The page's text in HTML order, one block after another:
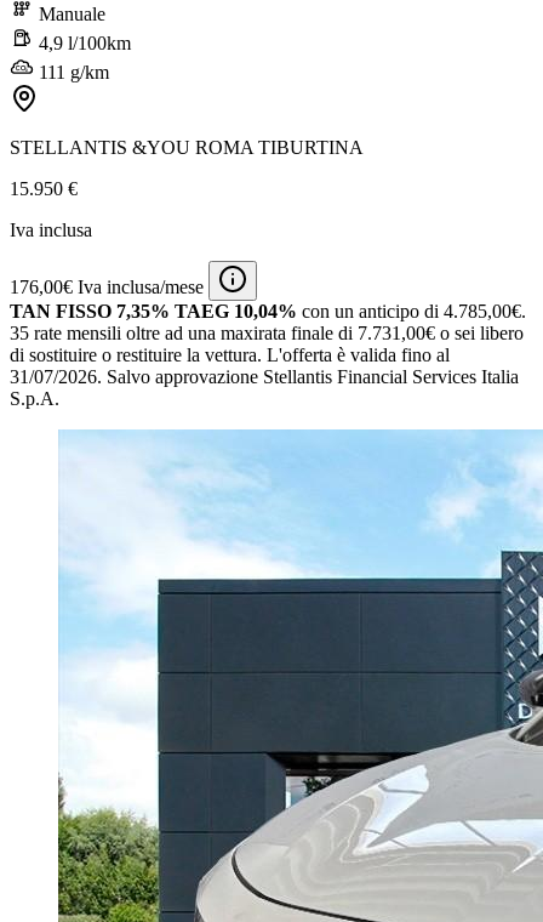
Manuale
4,9 l/100km
111 g/km
STELLANTIS &YOU ROMA TIBURTINA
15.950 €
Iva inclusa
176,00€ Iva inclusa/mese
TAN FISSO 7,35% TAEG 10,04% con un anticipo di 4.785,00€.
35 rate mensili oltre ad una maxirata finale di 7.731,00€ o sei libero
di sostituire o restituire la vettura. L'offerta è valida fino al
31/07/2026. Salvo approvazione Stellantis Financial Services Italia
S.p.A.